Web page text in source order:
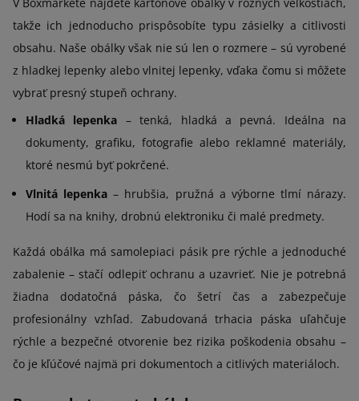
takže ich jednoducho prispôsobíte typu zásielky a citlivosti
obsahu. Naše obálky však nie sú len o rozmere – sú vyrobené
z hladkej lepenky alebo vlnitej lepenky, vďaka čomu si môžete
vybrať presný stupeň ochrany.
Hladká lepenka – tenká, hladká a pevná. Ideálna na
dokumenty, grafiku, fotografie alebo reklamné materiály,
ktoré nesmú byť pokrčené.
Vlnitá lepenka – hrubšia, pružná a výborne tlmí nárazy.
Hodí sa na knihy, drobnú elektroniku či malé predmety.
Každá obálka má samolepiaci pásik pre rýchle a jednoduché
zabalenie – stačí odlepiť ochranu a uzavrieť. Nie je potrebná
žiadna dodatočná páska, čo šetrí čas a zabezpečuje
profesionálny vzhľad. Zabudovaná trhacia páska uľahčuje
rýchle a bezpečné otvorenie bez rizika poškodenia obsahu –
čo je kľúčové najmä pri dokumentoch a citlivých materiáloch.